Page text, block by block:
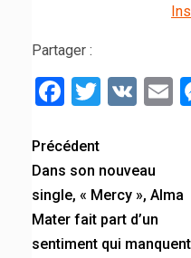
Partager :
Facebook
Twitter
VK
Précédent
Dans son nouveau
single, « Mercy », Alma
Mater fait part d’un
sentiment qui manquent